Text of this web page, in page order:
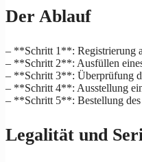
Der Ablauf
– **Schritt 1**: Registrierung
– **Schritt 2**: Ausfüllen
– **Schritt 3**: Überprüfung
– **Schritt 4**: Ausstellung
– **Schritt 5**: Bestellung des
Legalität und